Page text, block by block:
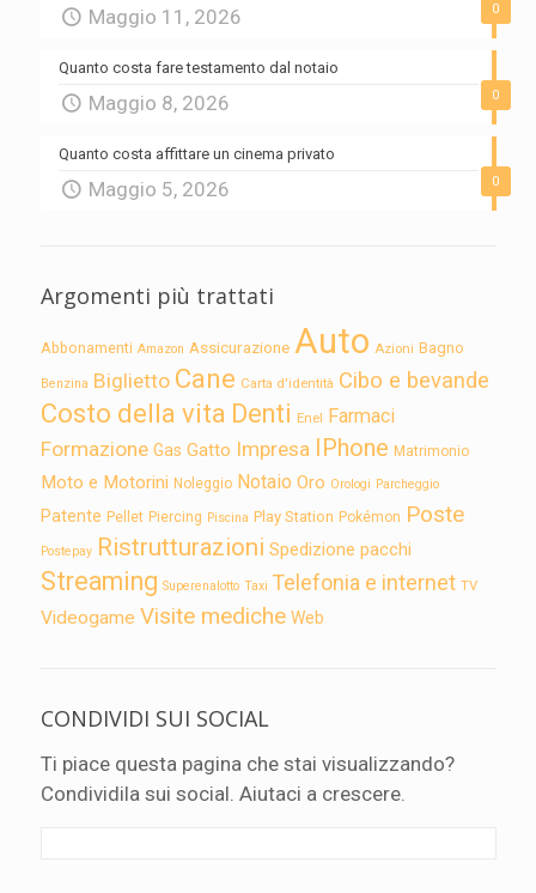
0
Maggio 11, 2026
0
Quanto costa fare testamento dal notaio
Maggio 8, 2026
0
Quanto costa affittare un cinema privato
Maggio 5, 2026
Argomenti più trattati
Abbonamenti Amazon Assicurazione Auto Azioni Bagno
Benzina Biglietto Cane Carta d'identità Cibo e bevande
Costo della vita Denti Enel Farmaci
Formazione Gas Gatto Impresa IPhone Matrimonio
Moto e Motorini Noleggio Notaio Oro Orologi Parcheggio
Patente Pellet Piercing Piscina Play Station Pokémon Poste
Postepay Ristrutturazioni Spedizione pacchi
Streaming Superenalotto Taxi Telefonia e internet TV
Videogame Visite mediche Web
CONDIVIDI SUI SOCIAL
Ti piace questa pagina che stai visualizzando?
Condividila sui social. Aiutaci a crescere.